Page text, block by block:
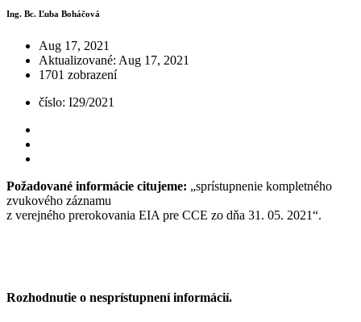
Ing. Bc. Ľuba Boháčová
Aug 17, 2021
Aktualizované: Aug 17, 2021
1701 zobrazení
číslo: I29/2021
Požadované informácie citujeme: „sprístupnenie kompletného
zvukového záznamu
z verejného prerokovania EIA pre CCE zo dňa 31. 05. 2021“.
Rozhodnutie o nesprístupnení informácií.